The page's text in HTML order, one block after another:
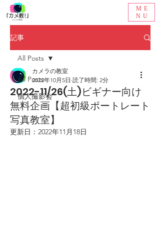
ME
NU
記事
All Posts
個人撮影会
All Posts
2022-11/26(土)ビギナー向け
無料企画​【超初級ポートレート
写真教室】
カメラの教室
2022年10月5日 読了時間: 2分
更新日： 2022年11月18日